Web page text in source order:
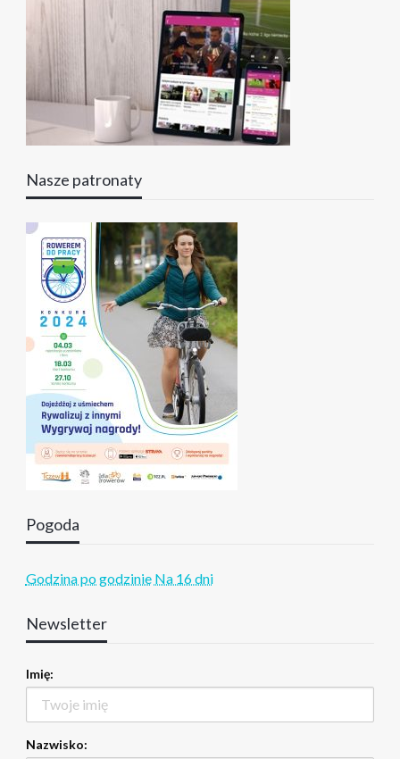
Nasze patronaty
Pogoda
Godzina po godzinie Na 16 dni
Newsletter
Imię:
Nazwisko: